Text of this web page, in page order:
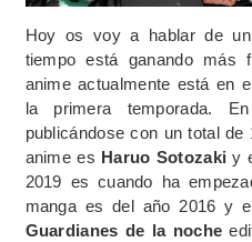
Hoy os voy a hablar de
tiempo está ganando más
anime actualmente está en
la primera temporada.
publicándose con un total
anime es Haruo Sotozaki y
2019 es cuando ha
manga es del año 2016 y
Guardianes de la noche